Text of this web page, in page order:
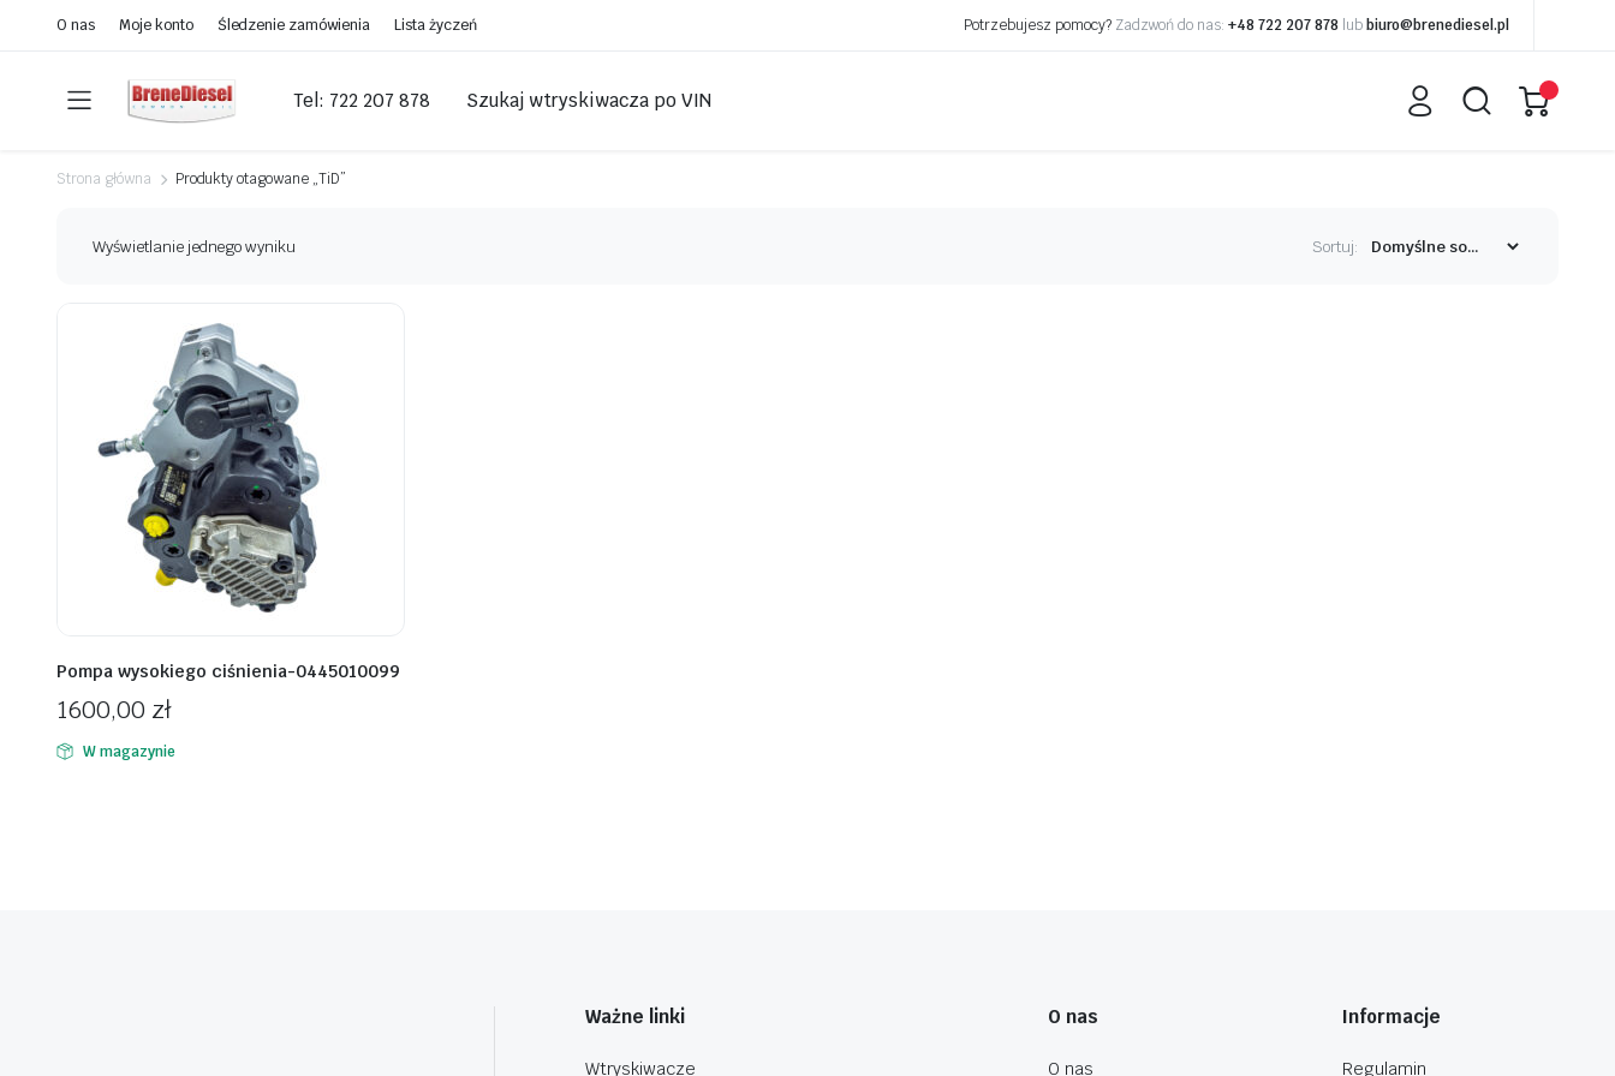
O nas Moje konto Śledzenie zamówienia Lista życzeń Potrzebujesz pomocy? Zadzwoń do nas: +48 722 207 878 lub biuro@brenediesel.pl
Tel: 722 207 878 Szukaj wtryskiwacza po VIN
Strona główna Produkty otagowane „TiD”
Wyświetlanie jednego wyniku Sortuj:
Pompa wysokiego ciśnienia-0445010099
1600,00 zł
W magazynie
Ważne linki
Wtryskiwacze
O nas
O nas
Informacje
Regulamin